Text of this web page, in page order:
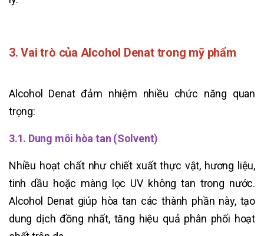
3. Vai trò của Alcohol Denat trong mỹ phẩm
Alcohol Denat đảm nhiệm nhiều chức năng quan
trọng:
3.1. Dung môi hòa tan (Solvent)
Nhiều hoạt chất như chiết xuất thực vật, hương liệu,
tinh dầu hoặc màng lọc UV không tan trong nước.
Alcohol Denat giúp hòa tan các thành phần này, tạo
dung dịch đồng nhất, tăng hiệu quả phân phối hoạt